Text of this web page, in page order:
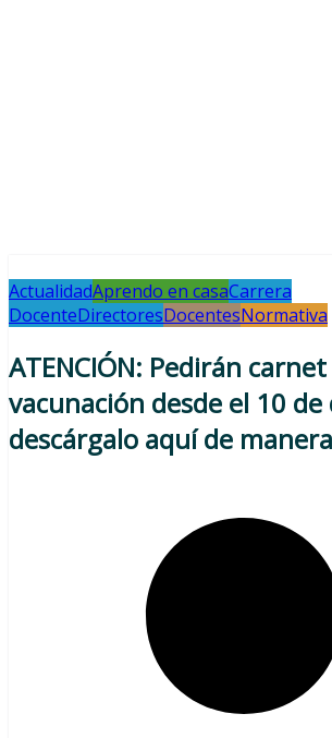
ActualidadAprendo en casaCarrera
DocenteDirectoresDocentesNormativa
ATENCIÓN: Pedirán
vacunación desde el 10
descárgalo aquí de